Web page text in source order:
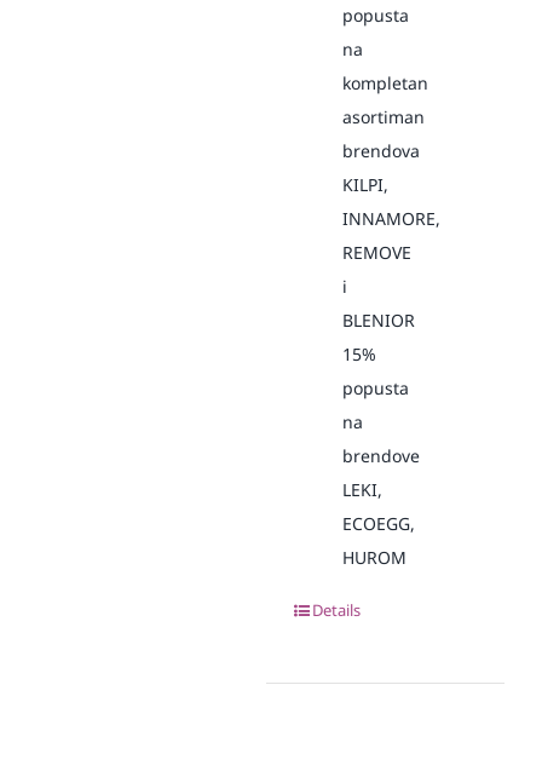
popusta
na
kompletan
asortiman
brendova
KILPI,
INNAMORE,
REMOVE
i
BLENIOR
15%
popusta
na
brendove
LEKI,
ECOEGG,
HUROM
Details